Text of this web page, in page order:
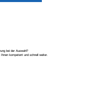
bei der Auswahl?
kompetent und schnell weiter.